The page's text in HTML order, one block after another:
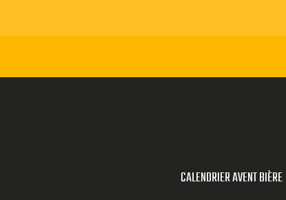
émergé ces
CALENDRIER AVENT BIÈRE